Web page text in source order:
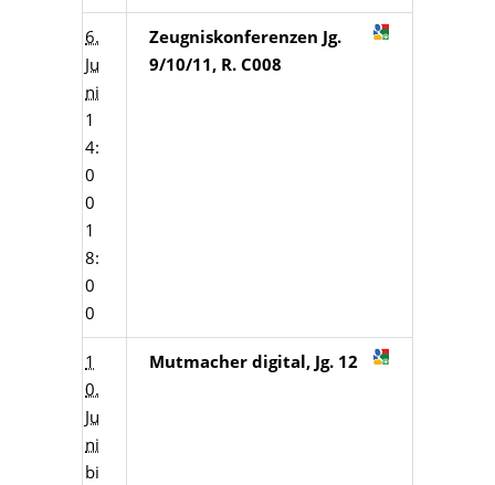
6.
Ju
ni
1
4:
0
0
1
8:
0
0
Zeugniskonferenzen Jg.
9/10/11, R. C008
1
0.
Ju
ni
bi
Mutmacher digital, Jg. 12